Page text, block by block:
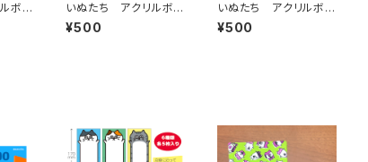
ボ
いぬたち アクリルボ
ールチェーン（コーギ
ー）
¥500
いぬたち アクリルボ
ールチェーン（柴犬）
¥500